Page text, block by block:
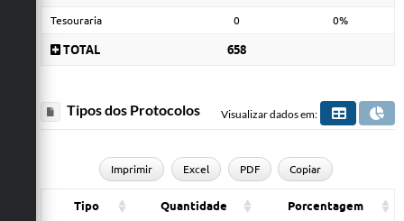
Tesouraria 0 0%
TOTAL 658
Tipos dos Protocolos Visualizar dados em:
Imprimir Excel PDF Copiar
Tipo Quantidade Porcentagem